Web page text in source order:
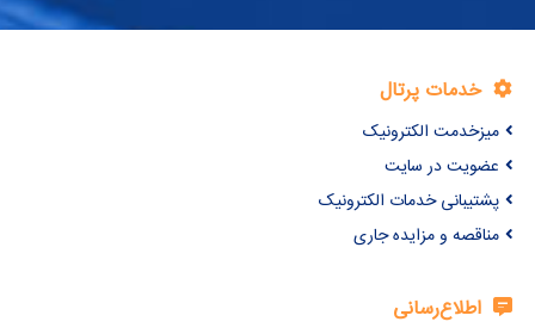
خدمات پرتال
میزخدمت الکترونیک
عضویت در سایت
پشتیبانی خدمات الکترونیک
مناقصه و مزایده جاری
اطلاع‌رسانی